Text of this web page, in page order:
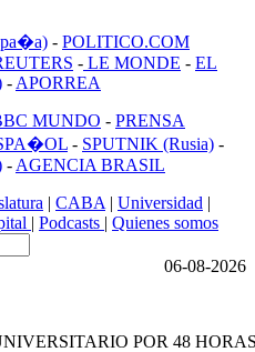
- POLITICO.COM
- LE MONDE - EL
- APORREA
MUNDO - PRENSA
- SPUTNIK (Rusia) -
- AGENCIA BRASIL
| CABA | Universidad |
| Podcasts | Quienes somos
06-08-2026
POR 48